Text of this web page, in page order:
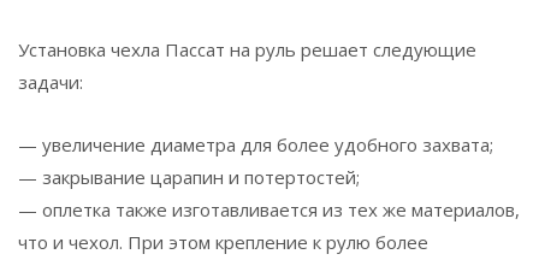
Установка чехла Пассат на руль решает следующие
задачи:
— увеличение диаметра для более удобного захвата;
— закрывание царапин и потертостей;
— оплетка также изготавливается из тех же материалов,
что и чехол. При этом крепление к рулю более